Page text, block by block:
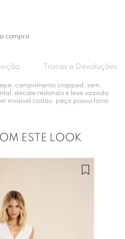
compra
Trocas e Devoluções
comprimento cropped, sem
decote redondo e leve vazado
invisível costas. peça possui forro.
ESTE LOOK